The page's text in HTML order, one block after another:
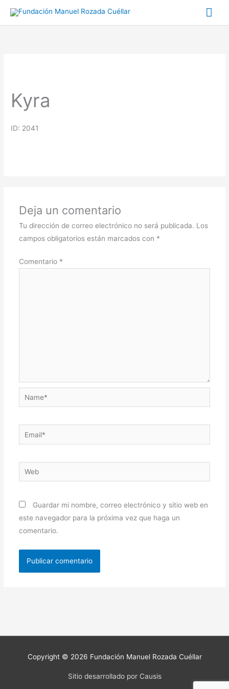
Kyra
ID: 2041
Deja un comentario
Tu dirección de correo electrónico no será publicada. Los
campos obligatorios están marcados con *
Comentario *
Name*
Email*
Web
Guardar mi nombre, correo electrónico y sitio web en
este navegador para la próxima vez que haga un
comentario.
Copyright © 2026 Fundación Manuel Rozada Cuéllar
Sitio desarrollado por Causis